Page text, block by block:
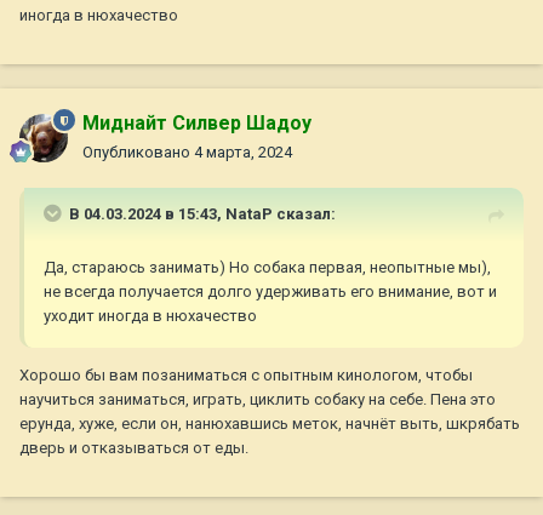
иногда в нюхачество
Миднайт Силвер Шадоу
Опубликовано 4 марта, 2024
В 04.03.2024 в 15:43, NataP сказал:
Да, стараюсь занимать) Но собака первая, неопытные мы),
не всегда получается долго удерживать его внимание, вот и
уходит иногда в нюхачество
Хорошо бы вам позаниматься с опытным кинологом, чтобы
научиться заниматься, играть, циклить собаку на себе. Пена это
ерунда, хуже, если он, нанюхавшись меток, начнёт выть, шкрябать
дверь и отказываться от еды.